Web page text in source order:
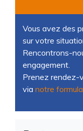
Vous avez des
sur votre
Rencontrons-
engagement.
Prenez rendez-
via notre